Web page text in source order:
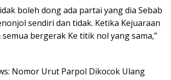
boleh dong ada partai yang dia Sebab
sendiri dan tidak. Ketika Kejuaraan
bergerak Ke titik nol yang sama,”
Nomor Urut Parpol Dikocok Ulang